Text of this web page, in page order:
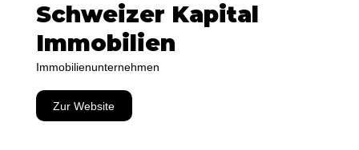
Schweizer Kapital
Immobilien
Immobilienunternehmen
Zur Website